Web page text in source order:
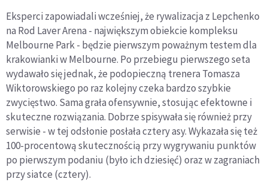
Eksperci zapowiadali wcześniej, że rywalizacja z Lepchenko
na Rod Laver Arena - największym obiekcie kompleksu
Melbourne Park - będzie pierwszym poważnym testem dla
krakowianki w Melbourne. Po przebiegu pierwszego seta
wydawało się jednak, że podopieczną trenera Tomasza
Wiktorowskiego po raz kolejny czeka bardzo szybkie
zwycięstwo. Sama grała ofensywnie, stosując efektowne i
skuteczne rozwiązania. Dobrze spisywała się również przy
serwisie - w tej odsłonie posłała cztery asy. Wykazała się też
100-procentową skutecznością przy wygrywaniu punktów
po pierwszym podaniu (było ich dziesięć) oraz w zagraniach
przy siatce (cztery).